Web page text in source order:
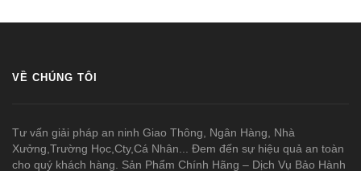
VỀ CHÚNG TÔI
Tư vấn giải pháp an ninh Giao Thông, Ngân Hàng, Nhà
Xưởng,Trường Học,Cty,Cá Nhân... Đem đến sự hiệu quả an toàn
cho quý khách hàng. Sản Phẩm Chính Hãng – Dịch Vụ Bảo Hành